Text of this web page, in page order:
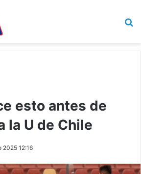
esto antes de
la U de Chile
2025 12:16